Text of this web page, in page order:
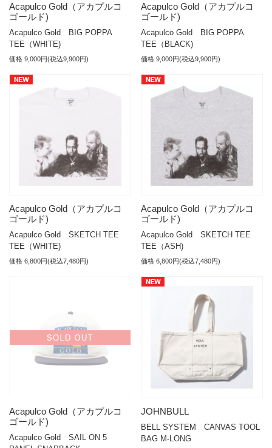
Acapulco Gold（アカプルコ
ゴールド)
Acapulco Gold BIG POPPA
TEE（WHITE)
価格 9,000円(税込9,900円)
Acapulco Gold（アカプルコ
ゴールド)
Acapulco Gold BIG POPPA
TEE（BLACK)
価格 9,000円(税込9,900円)
Acapulco Gold（アカプルコ
ゴールド)
Acapulco Gold SKETCH TEE
TEE（WHITE)
価格 6,800円(税込7,480円)
Acapulco Gold（アカプルコ
ゴールド)
Acapulco Gold SKETCH TEE
TEE（ASH)
価格 6,800円(税込7,480円)
Acapulco Gold（アカプルコ
ゴールド)
Acapulco Gold SAIL ON 5
JOHNBULL
BELL SYSTEM CANVAS TOOL
BAG M-LONG